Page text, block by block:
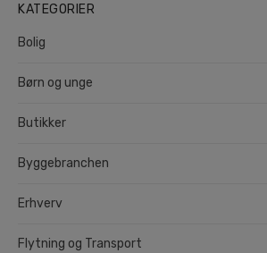
KATEGORIER
Bolig
Børn og unge
Butikker
Byggebranchen
Erhverv
Flytning og Transport